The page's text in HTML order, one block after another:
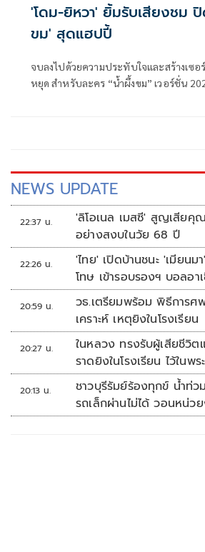
'โดม-ยิหวา' ยิ้มรับเสียงชม
ขม' สุดแฮปปี้
จบลงไปด้วยความประทับใจและสร้างเซ
หยุด สำหรับละคร “น้ำผึ้งขม” เวอร์ชั่น
NEWS UPDATE
22:37 น.
'ลิโอเนล เมสซี' สูญเสียคุ
อย่างสงบในวัย 68 ปี
22:26 น.
'ไทย' เปิดบ้านชนะ 'เมียน
โทษ เข้ารอบรองฯ บอลอ
20:59 น.
วธ.เตรียมพร้อม พิธีการศพ
เคราะห์ เหตุยิงในโรงเรียน
20:27 น.
ในหลวง ทรงรับผู้เสียชีวิต
ราดยิงในโรงเรียน ไว้ในพร
20:13 น.
ชาวบุรีรัมย์ร้องทุกข์ น้ำท่ว
รถเล็กผ่านไม่ได้ วอนหน่วย